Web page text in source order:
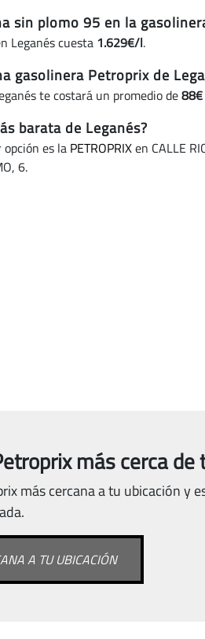
sin plomo 95 en la
Leganés cuesta 1.629€/l.
gasolinera Petroprix de
te costará un promedio de88€
barata de Leganés?
es la PETROPRIXen CALLE
6.
más cerca de
más cercana a tu ubicación
A TU UBICACIÓN